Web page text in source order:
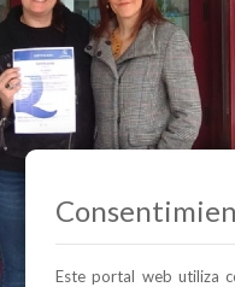
Este portal web utiliza